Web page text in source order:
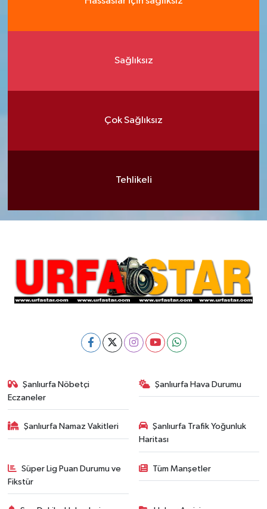
Sağlıksız
Çok Sağlıksız
Tehlikeli
Şanlıurfa Nöbetçi
Eczaneler
Şanlıurfa Hava Durumu
Şanlıurfa Namaz Vakitleri
Şanlıurfa Trafik Yoğunluk
Haritası
Süper Lig Puan Durumu ve
Fikstür
Tüm Manşetler